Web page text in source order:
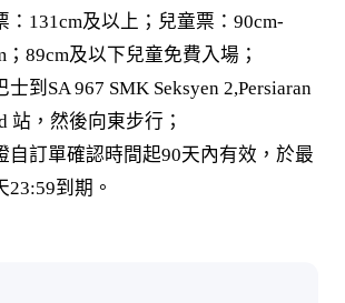
：131cm及以上；兒童票：90cm-
；89cm及以下兒童免費入場；
士到SA 967 SMK Seksyen 2,Persiaran
站，然後向東步行；
自訂單確認時間起90天內有效，於最
23:59到期。